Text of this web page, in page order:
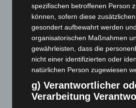
August 2026 (12)
Juli 2026(73)
Juni 2026(139)
Mai 2026(99)
April 2026(99)
März 2026(115)
Februar 2026(109)
spezifischen betroffenen Person
können, sofern diese
gesondert aufbewahrt werden
organisatorischen Maßnahmen
gewährleisten, dass die
nicht einer identifizierten oder
natürlichen Person zugewiesen
g) Verantwortlicher
Verarbeitung